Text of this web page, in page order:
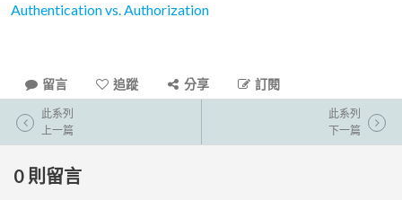
Authentication vs. Authorization
留言 追蹤 分享 訂閱
此系列
上一篇
此系列
下一篇
0 則留言